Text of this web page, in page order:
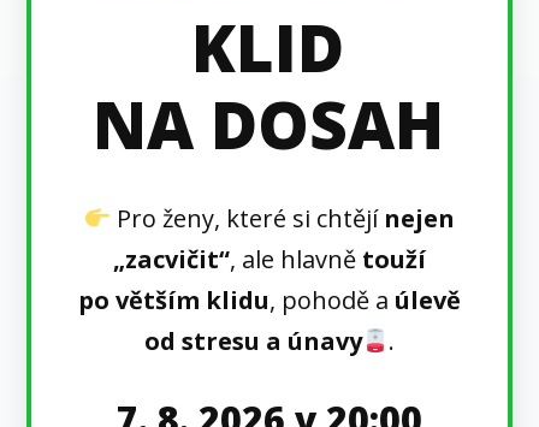
KLID
NA DOSAH
Pro ženy, které si chtějí nejen
„zacvičit“, ale hlavně touží
po větším klidu, pohodě a úlevě
od stresu a únavy
.